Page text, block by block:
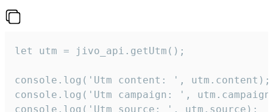
let utm = jivo_api.getUtm();
console.log('Utm content: ', utm.content);
console.log('Utm campaign: ',
console.log('Utm source: ', utm.source);